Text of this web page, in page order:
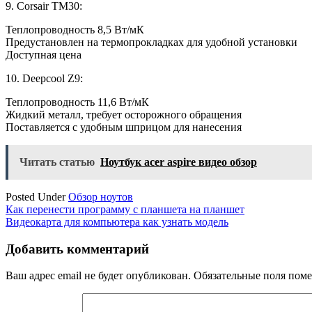
9. Corsair TM30:
Теплопроводность 8,5 Вт/мК
Предустановлен на термопрокладках для удобной установки
Доступная цена
10. Deepcool Z9:
Теплопроводность 11,6 Вт/мК
Жидкий металл, требует осторожного обращения
Поставляется с удобным шприцом для нанесения
Читать статью Ноутбук acer aspire видео обзор
Posted UnderОбзор ноутов
Навигация
по
записям
Как перенести программу с планшета на планшет
Видеокарта для компьютера как узнать модель
Добавить комментарий
Ваш адрес email не будет опубликован. Обязательные поля